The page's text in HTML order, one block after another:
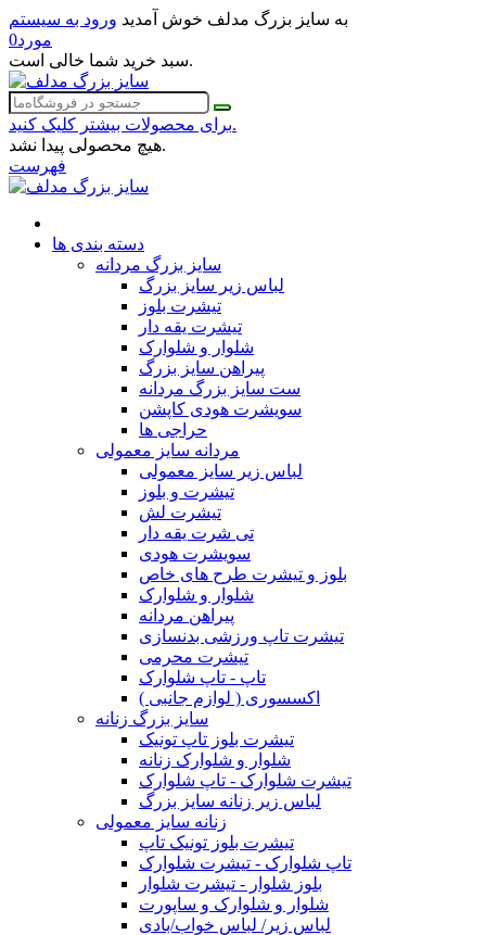
به سایز بزرگ مدلف خوش آمدید ورود به سیستم
0مورد
سبد خرید شما خالی است.
برای محصولات بیشتر کلیک کنید.
هیچ محصولی پیدا نشد.
فهرست
دسته بندی ها
سایز بزرگ مردانه
لباس زیر سایز بزرگ
تیشرت بلوز
تیشرت یقه دار
شلوار و شلوارک
پیراهن سایز بزرگ
ست سایز بزرگ مردانه
سویشرت هودی کاپشن
حراجی ها
مردانه سایز معمولی
لباس زیر سایز معمولی
تیشرت و بلوز
تیشرت لش
تی شرت یقه دار
سویشرت هودی
بلوز و تیشرت طرح های خاص
شلوار و شلوارک
پیراهن مردانه
تیشرت تاپ ورزشی بدنسازی
تیشرت محرمی
تاپ - تاپ شلوارک
اکسسوری ( لوازم جانبی )
سایز بزرگ زنانه
تیشرت بلوز تاپ تونیک
شلوار و شلوارک زنانه
تیشرت شلوارک - تاپ شلوارک
لباس زیر زنانه سایز بزرگ
زنانه سایز معمولی
تیشرت بلوز تونیک تاپ
تاپ شلوارک - تیشرت شلوارک
بلوز شلوار - تیشرت شلوار
شلوار و شلوارک و ساپورت
لباس زیر/ لباس خواب/بادی